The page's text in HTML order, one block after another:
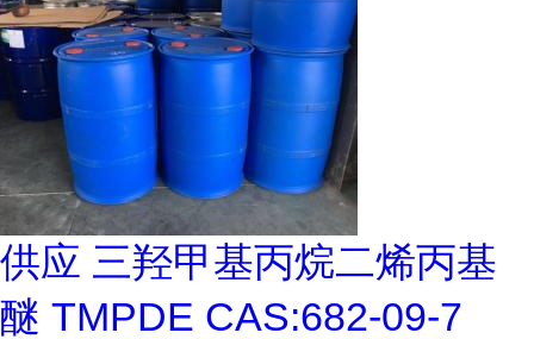
供应 三羟甲基丙烷二烯丙基
醚 TMPDE CAS:682-09-7